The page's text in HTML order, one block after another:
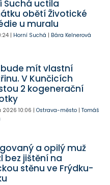
Suchá uctila
obětí Životické
u muralu
| Horní Suchá | Bára Kelnerová
bude mít vlastní
V Kunčicích
2 kogenerační
2026 10:06 | Ostrava-město| Tomáš
a opilý muž
bez jištění na
stěnu ve Frýdku-